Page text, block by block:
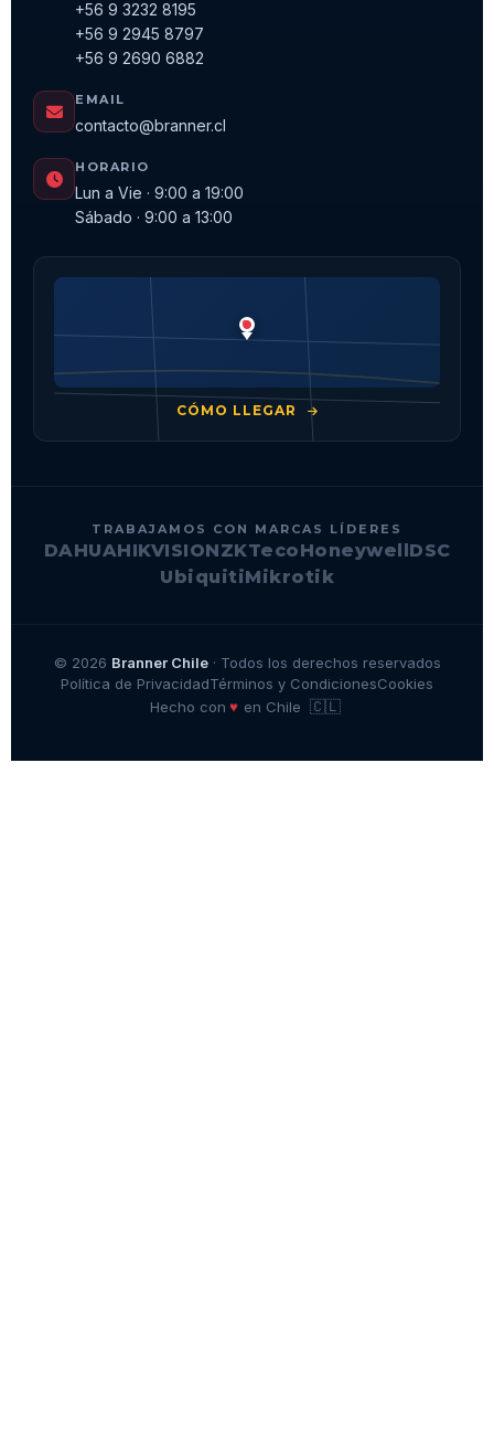
+56 9 3232 8195
+56 9 2945 8797
+56 9 2690 6882
EMAIL
contacto@branner.cl
HORARIO
Lun a Vie · 9:00 a 19:00
Sábado · 9:00 a 13:00
CÓMO LLEGAR
TRABAJAMOS CON MARCAS LÍDERES
DAHUAHIKVISIONZKTecoHoneywellDSC
UbiquitiMikrotik
© 2026 Branner Chile· Todos los derechos reservados
Política de PrivacidadTérminos y CondicionesCookies
Hecho con ♥ en Chile 🇨🇱